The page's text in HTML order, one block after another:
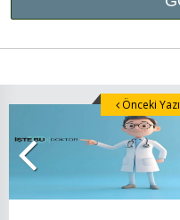
Önceki Yazı